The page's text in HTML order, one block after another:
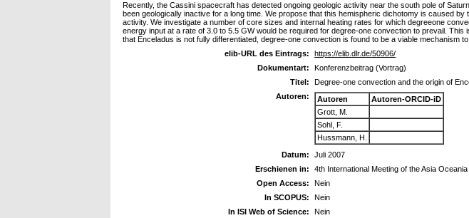
Recently, the Cassini spacecraft has detected ongoing geologic activity near the south pole of
been geologically inactive for a long time. We propose that this hemispheric dichotomy is caused
activity. We investigate a number of core sizes and internal heating rates for which degreeone
energy input at a rate of 3.0 to 5.5 GW would be required for degree-one convection to prevail.
that Enceladus is not fully differentiated, degree-one convection is found to be a viable mechanism
elib-URL des Eintrags:
https://elib.dlr.de/50906/
Dokumentart:
Konferenzbeitrag (Vortrag)
Titel:
Degree-one convection and the origin of
Autoren:
Autoren
Autoren-ORCID-iD
Grott, M.
Sohl, F.
Hussmann, H.
Datum:
Juli 2007
Erschienen in:
4th International Meeting of the Asia
Open Access:
Nein
In SCOPUS:
Nein
In ISI Web of Science:
Nein